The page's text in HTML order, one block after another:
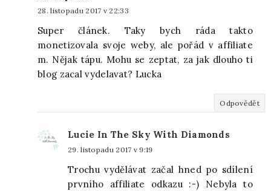
28. listopadu 2017 v 22:33
Super článek. Taky bych ráda takto
monetizovala svoje weby, ale pořád v affiliate
m. Nějak tápu. Mohu se zeptat, za jak dlouho ti
blog zacal vydelavat? Lucka
Odpovědět
Lucie In The Sky With Diamonds
29. listopadu 2017 v 9:19
Trochu vydělávat začal hned po sdílení
prvního affiliate odkazu :-) Nebyla to